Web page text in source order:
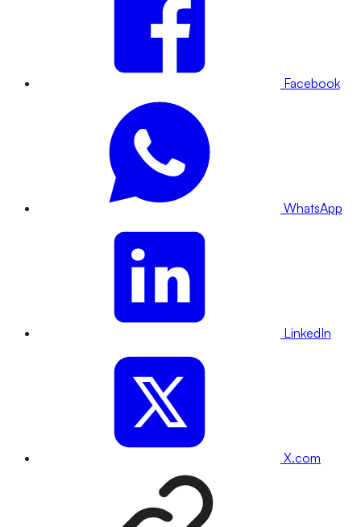
Facebook
WhatsApp
LinkedIn
X.com